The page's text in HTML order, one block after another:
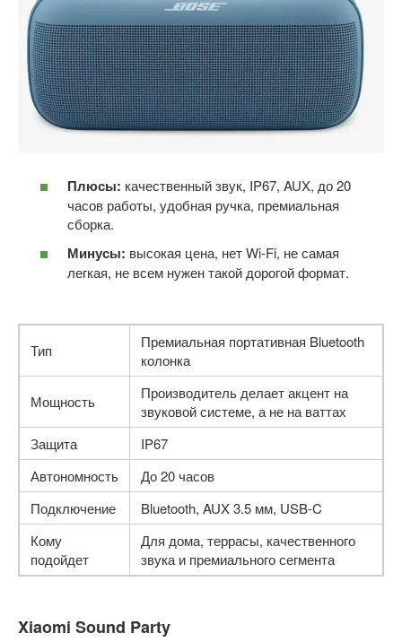
Плюсы: качественный звук, IP67, AUX, до 20
часов работы, удобная ручка, премиальная
сборка.
Минусы: высокая цена, нет Wi-Fi, не самая
легкая, не всем нужен такой дорогой формат.
Тип
Премиальная портативная Bluetooth
колонка
Мощность
Производитель делает акцент на
звуковой системе, а не на ваттах
Защита
IP67
Автономность
До 20 часов
Подключение
Bluetooth, AUX 3.5 мм, USB-C
Кому
подойдет
Для дома, террасы, качественного
звука и премиального сегмента
Xiaomi Sound Party